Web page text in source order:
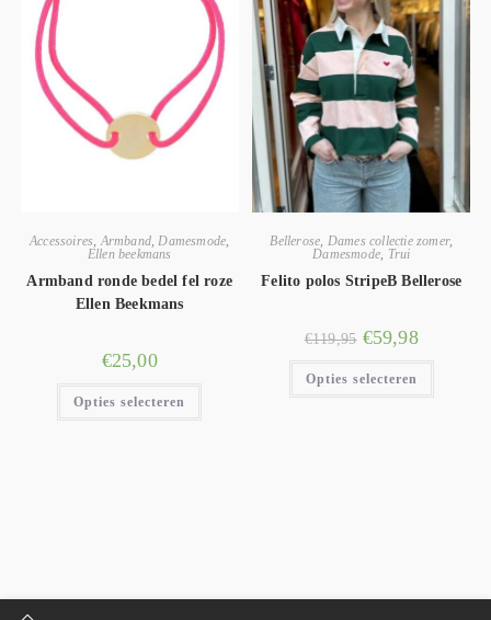
Accessoires,Armband,Damesmode,
Ellen beekmans
Armband ronde bedel fel roze
Ellen Beekmans
€25,00
Opties selecteren
Bellerose, Dames collectie zomer,
Damesmode, Trui
Felito polos StripeB Bellerose
€119,95 €59,98
Opties selecteren